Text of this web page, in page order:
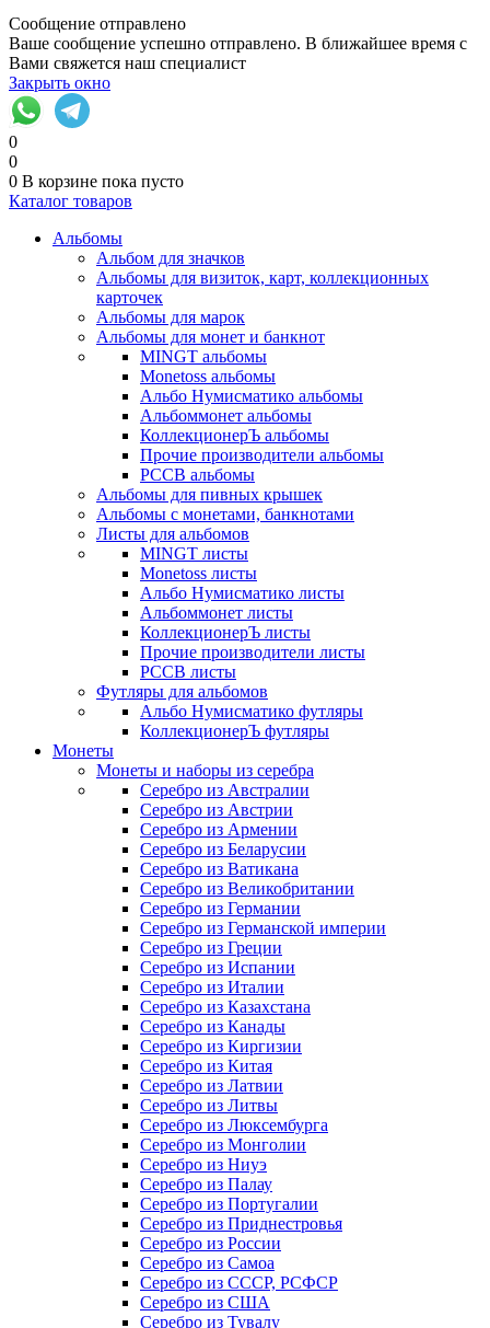
Сообщение отправлено
Ваше сообщение успешно отправлено. В ближайшее время с
Вами свяжется наш специалист
Закрыть окно
0
0
0 В корзине пока пусто
Каталог товаров
Альбомы
Альбом для значков
Альбомы для визиток, карт, коллекционных
карточек
Альбомы для марок
Альбомы для монет и банкнот
MINGT альбомы
Monetoss альбомы
Альбо Нумисматико альбомы
Альбоммонет альбомы
КоллекционерЪ альбомы
Прочие производители альбомы
РССВ альбомы
Альбомы для пивных крышек
Альбомы с монетами, банкнотами
Листы для альбомов
MINGT листы
Monetoss листы
Альбо Нумисматико листы
Альбоммонет листы
КоллекционерЪ листы
Прочие производители листы
РССВ листы
Футляры для альбомов
Альбо Нумисматико футляры
КоллекционерЪ футляры
Монеты
Монеты и наборы из серебра
Серебро из Австралии
Серебро из Австрии
Серебро из Армении
Серебро из Беларусии
Серебро из Ватикана
Серебро из Великобритании
Серебро из Германии
Серебро из Германской империи
Серебро из Греции
Серебро из Испании
Серебро из Италии
Серебро из Казахстана
Серебро из Канады
Серебро из Киргизии
Серебро из Китая
Серебро из Латвии
Серебро из Литвы
Серебро из Люксембурга
Серебро из Монголии
Серебро из Ниуэ
Серебро из Палау
Серебро из Португалии
Серебро из Приднестровья
Серебро из России
Серебро из Самоа
Серебро из СССР, РСФСР
Серебро из США
Серебро из Тувалу